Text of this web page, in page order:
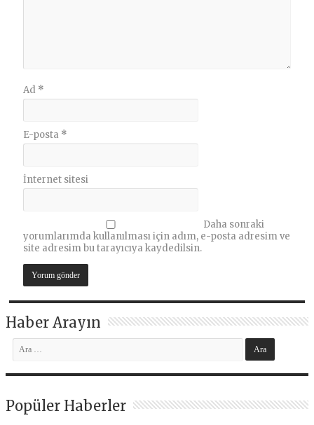
Ad *
E-posta *
İnternet sitesi
Daha sonraki
yorumlarımda kullanılması için adım, e-posta adresim ve
site adresim bu tarayıcıya kaydedilsin.
Haber Arayın
Popüler Haberler